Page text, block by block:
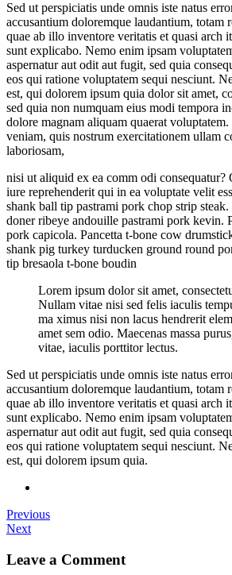
Sed ut perspiciatis unde omnis iste natus
accusantium doloremque laudantium, totam
quae ab illo inventore veritatis et quasi arch
sunt explicabo. Nemo enim ipsam
aspernatur aut odit aut fugit, sed quia
eos qui ratione voluptatem sequi nesciunt.
est, qui dolorem ipsum quia dolor sit amet,
sed quia non numquam eius modi tempora
dolore magnam aliquam quaerat
veniam, quis nostrum exercitationem ullam
laboriosam,
nisi ut aliquid ex ea comm odi consequatur?
iure reprehenderit qui in ea voluptate velit
shank ball tip pastrami pork chop strip
doner ribeye andouille pastrami pork kevin.
pork capicola. Pancetta t-bone cow
shank pig turkey turducken ground round
tip bresaola t-bone boudin
Lorem ipsum dolor sit amet,
Nullam vitae nisi sed felis iaculis
ma ximus nisi non lacus hendrerit
amet sem odio. Maecenas massa
vitae, iaculis porttitor lectus.
Sed ut perspiciatis unde omnis iste natus
accusantium doloremque laudantium, totam
quae ab illo inventore veritatis et quasi arch
sunt explicabo. Nemo enim ipsam
aspernatur aut odit aut fugit, sed quia
eos qui ratione voluptatem sequi nesciunt.
est, qui dolorem ipsum quia.
Previous
Next
Leave a Comment